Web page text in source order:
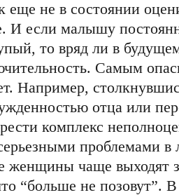
не в состоянии
И если малышу
то вряд ли в
Самым
Например,
отца или
комплекс
проблемами
женщины чаще выходят
“больше не